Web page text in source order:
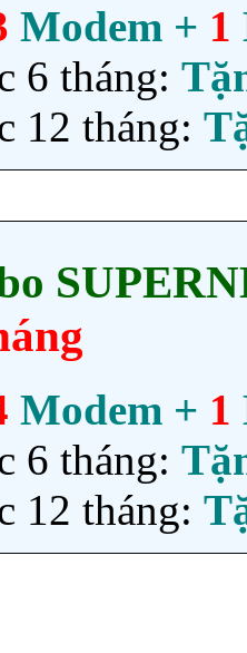
Modem + 1
6 tháng:
12 tháng:
Modem + 1
6 tháng:
12 tháng: